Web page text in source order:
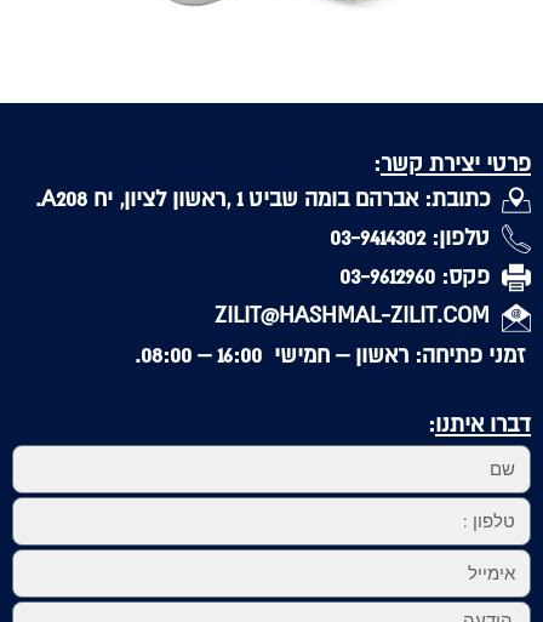
פרטי יצירת קשר:
כתובת: אברהם בומה שביט 1 ,ראשון לציון, יח A208.
טלפון: 03-9414302
פקס: 03-9612960
ZILIT@HASHMAL-ZILIT.COM
זמני פתיחה: ראשון – חמישי 16:00 – 08:00.
דברו איתנו: